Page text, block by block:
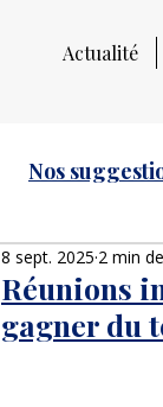
Actualité
Nos
Réunions
gagner du
8 sept. 2025 2 min